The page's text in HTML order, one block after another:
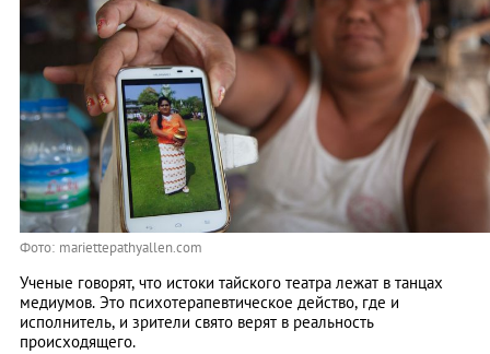
Фото: mariettepathyallen.com
Ученые говорят, что истоки тайского театра лежат в танцах
медиумов. Это психотерапевтическое действо, где и
исполнитель, и зрители свято верят в реальность
происходящего.